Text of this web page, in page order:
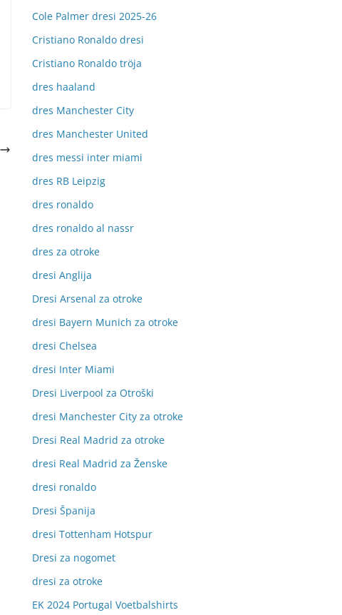
Cole Palmer dresi 2025-26
Cristiano Ronaldo dresi
Cristiano Ronaldo tröja
dres haaland
dres Manchester City
dres Manchester United
dres messi inter miami
dres RB Leipzig
dres ronaldo
dres ronaldo al nassr
dres za otroke
dresi Anglija
Dresi Arsenal za otroke
dresi Bayern Munich za otroke
dresi Chelsea
dresi Inter Miami
Dresi Liverpool za Otroški
dresi Manchester City za otroke
Dresi Real Madrid za otroke
dresi Real Madrid za Ženske
dresi ronaldo
Dresi Španija
dresi Tottenham Hotspur
Dresi za nogomet
dresi za otroke
EK 2024 Portugal Voetbalshirts